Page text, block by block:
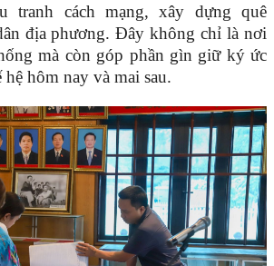
tranh cách mạng, xây dựng quê
địa phương. Đây không chỉ là nơi
mà còn góp phần gìn giữ ký ức
hệ hôm nay và mai sau.